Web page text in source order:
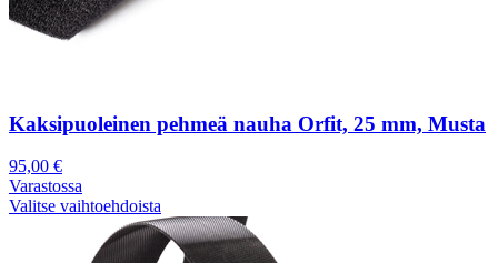
Kaksipuoleinen pehmeä nauha Orfit, 25 mm, Musta
95,00 €
Varastossa
Valitse vaihtoehdoista